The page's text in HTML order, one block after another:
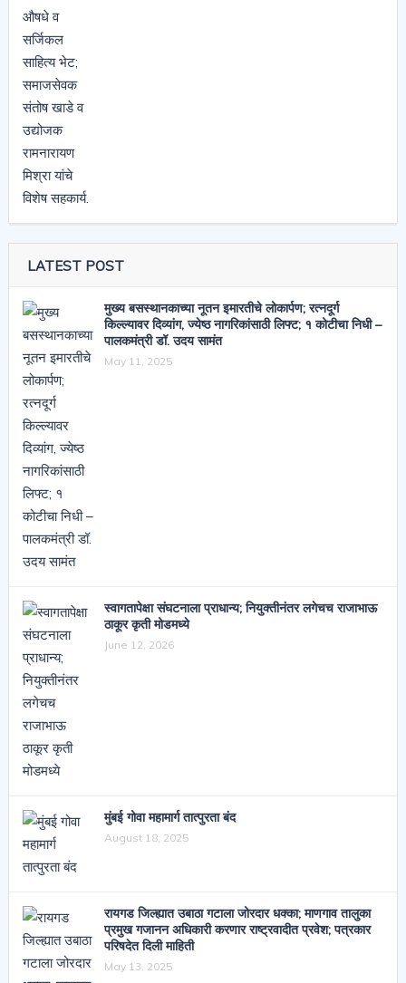
LATEST POST
मुख्य बसस्थानकाच्या नूतन इमारतीचे लोकार्पण; रत्नदूर्ग
किल्ल्यावर दिव्यांग, ज्येष्ठ नागरिकांसाठी लिफ्ट; १ कोटीचा निधी –
पालकमंत्री डॉ. उदय सामंत
May 11, 2025
स्वागतापेक्षा संघटनाला प्राधान्य; नियुक्तीनंतर लगेचच राजाभाऊ
ठाकूर कृती मोडमध्ये
June 12, 2026
मुंबई गोवा महामार्ग तात्पुरता बंद
August 18, 2025
रायगड जिल्ह्यात उबाठा गटाला जोरदार धक्का; माणगाव तालुका
प्रमुख गजानन अधिकारी करणार राष्ट्रवादीत प्रवेश; पत्रकार
परिषदेत दिली माहिती
May 13, 2025